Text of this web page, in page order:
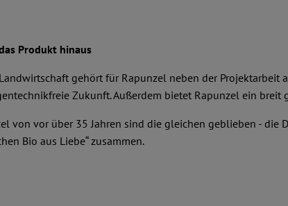
Produkt hinaus
gehört für Rapunzel neben der
Zukunft. Außerdem bietet Rapunzel ein
von vor über 35 Jahren sind die gleichen geblieben -
Bio aus Liebe“ zusammen.